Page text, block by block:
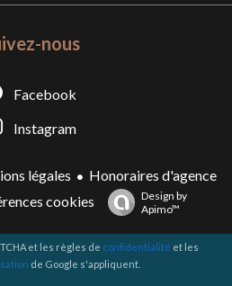
nous
Facebook
Instagram
légales
Honoraires d'agence
cookies
Design by
Apimo™
et les règles de confidentialité et les
de Google s'appliquent.